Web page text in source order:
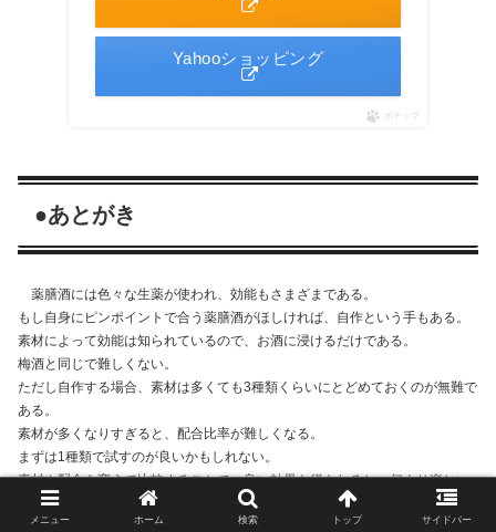
Yahooショッピング
ポチップ
●あとがき
薬膳酒には色々な生薬が使われ、効能もさまざまである。
もし自身にピンポイントで合う薬膳酒がほしければ、自作という手もある。
素材によって効能は知られているので、お酒に浸けるだけである。
梅酒と同じで難しくない。
ただし自作する場合、素材は多くても3種類くらいにとどめておくのが無難で
ある。
素材が多くなりすぎると、配合比率が難しくなる。
まずは1種類で試すのが良いかもしれない。
素材や配合を変えて比較することで、良い効果も得られるし、何より楽しい
だろう。
メニュー ホーム 検索 トップ サイドバー